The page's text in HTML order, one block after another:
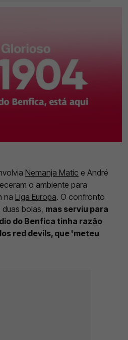
Nemanja Matic e André
o ambiente para
na Liga Europa. O confronto
bolas, mas serviu para
do Benfica tinha razão
red devils, que 'meteu